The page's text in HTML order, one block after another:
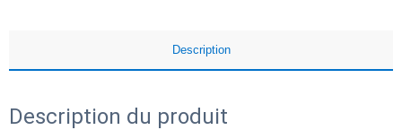
Description
Description du produit